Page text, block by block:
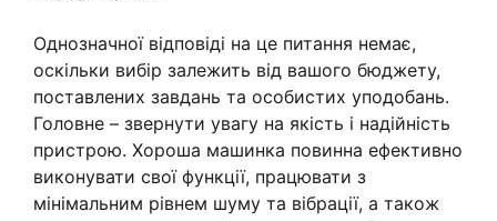
Однозначної відповіді на це питання немає,
оскільки вибір залежить від вашого бюджету,
поставлених завдань та особистих уподобань.
Головне – звернути увагу на якість і надійність
пристрою. Хороша машинка повинна ефективно
виконувати свої функції, працювати з
мінімальним рівнем шуму та вібрації, а також